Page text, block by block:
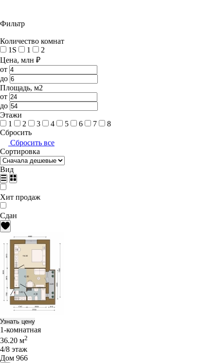
Фильтр
Количество комнат
1S
1
2
Цена, млн ₽
от
до
Площадь, м2
от
до
Этажи
1
2 3 4 5 6 7
8
Сбросить
Сбросить все
Сортировка
Вид
Хит продаж
Сдан
Узнать цену
1-комнатная
36.20 м2
4/8 этаж
Дом 966